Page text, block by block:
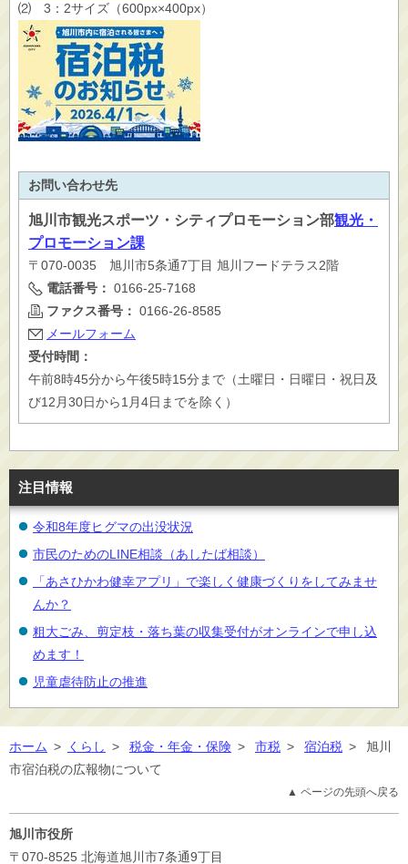
⑵ 3：2サイズ（600px×400px）
お問い合わせ先
旭川市観光スポーツ・シティプロモーション部観光・
プロモーション課
〒070-0035 旭川市5条通7丁目 旭川フードテラス2階
電話番号： 0166-25-7168
ファクス番号： 0166-26-8585
メールフォーム
受付時間：
午前8時45分から午後5時15分まで（土曜日・日曜日・祝日及
び12月30日から1月4日までを除く）
注目情報
令和8年度ヒグマの出没状況
市民のためのLINE相談（あしたば相談）
「あさひかわ健幸アプリ」で楽しく健康づくりをしてみませ
んか？
粗大ごみ、剪定枝・落ち葉の収集受付がオンラインで申し込
めます！
児童虐待防止の推進
ホーム > くらし > 税金・年金・保険 > 市税 > 宿泊税 >
旭川
市宿泊税の広報物について
▲ ページの先頭へ戻る
旭川市役所
〒070-8525 北海道旭川市7条通9丁目